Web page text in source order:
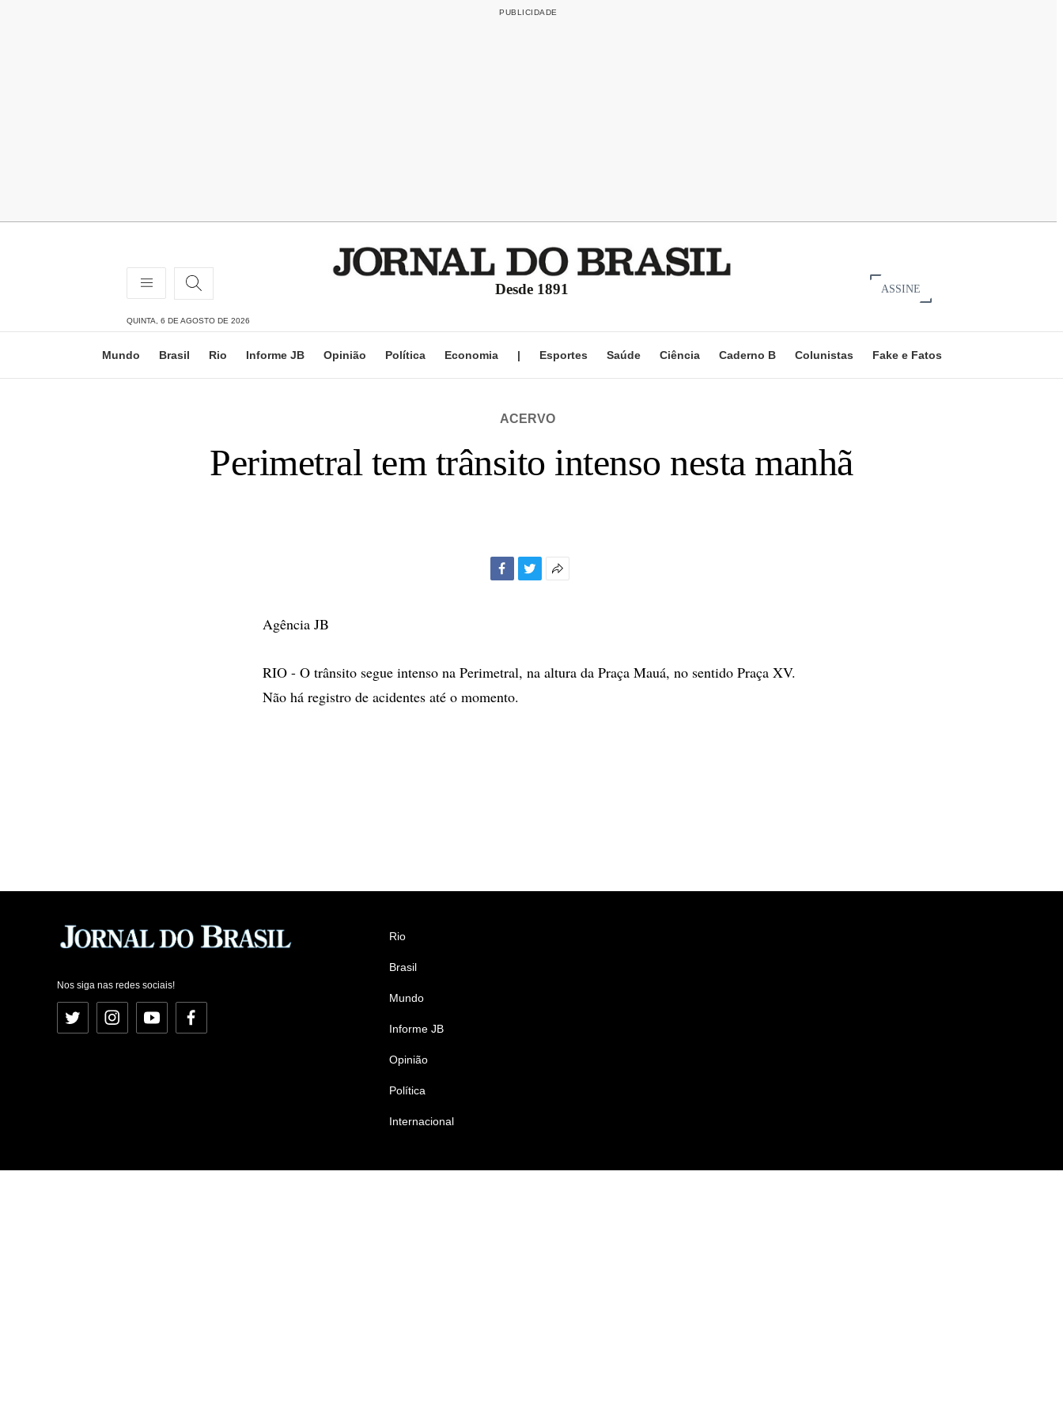
Desde 1891 ASSINE
QUINTA, 6 DE AGOSTO DE 2026
Mundo Brasil Rio Informe JB Opinião Política Economia | Esportes Saúde Ciência Caderno B Colunistas Fake e Fatos
ACERVO
Perimetral tem trânsito intenso nesta manhã
Agência JB
RIO - O trânsito segue intenso na Perimetral, na altura da Praça Mauá, no sentido Praça XV.
Não há registro de acidentes até o momento.
Nos siga nas redes sociais!
Twitter InstagramYouTubeFacebook
Rio
Brasil
Mundo
Informe JB
Opinião
Política
Internacional